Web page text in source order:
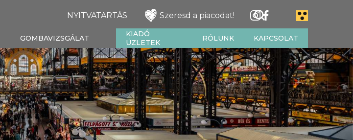
NYITVATARTÁS Szeresd a piacodat!
GOMBAVIZSGÁLAT
KIADÓ
ÜZLETEK
RÓLUNK KAPCSOLAT